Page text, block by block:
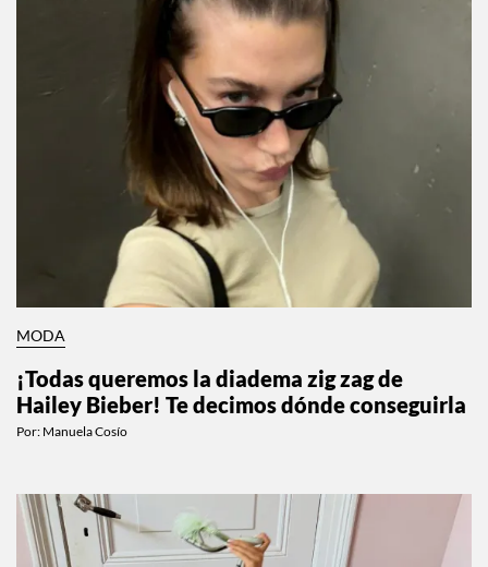
MODA
¡Todas queremos la diadema zig zag de
Hailey Bieber! Te decimos dónde conseguirla
Por: Manuela Cosío